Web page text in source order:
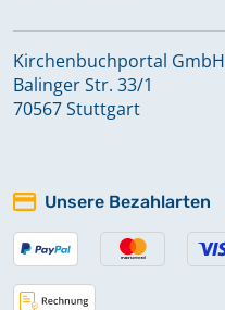
Kirchenbuchportal GmbH
Balinger Str. 33/1
70567 Stuttgart
Unsere Bezahlarten